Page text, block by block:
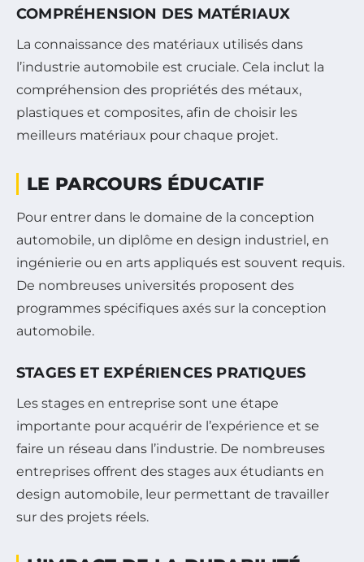
COMPRÉHENSION DES MATÉRIAUX
La connaissance des matériaux utilisés dans
l’industrie automobile est cruciale. Cela inclut la
compréhension des propriétés des métaux,
plastiques et composites, afin de choisir les
meilleurs matériaux pour chaque projet.
LE PARCOURS ÉDUCATIF
Pour entrer dans le domaine de la conception
automobile, un diplôme en design industriel, en
ingénierie ou en arts appliqués est souvent requis.
De nombreuses universités proposent des
programmes spécifiques axés sur la conception
automobile.
STAGES ET EXPÉRIENCES PRATIQUES
Les stages en entreprise sont une étape
importante pour acquérir de l’expérience et se
faire un réseau dans l’industrie. De nombreuses
entreprises offrent des stages aux étudiants en
design automobile, leur permettant de travailler
sur des projets réels.